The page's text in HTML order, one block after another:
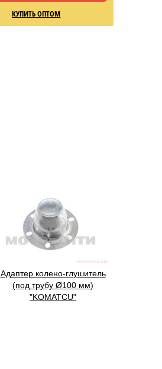
КУПИТЬ ОПТОМ
Адаптер колено-глушитель
(под трубу Ø100 мм)
"KOMATCU"